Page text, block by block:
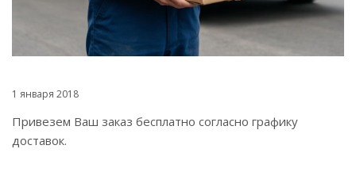
1 января 2018
Привезем Ваш заказ бесплатно согласно графику
доставок.